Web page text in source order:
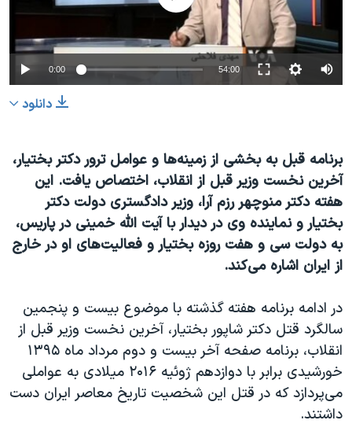
فرهنگ و زندگی
حقوق شهروندی
اقتصادی
گالری عکس
آرشیو پخش زنده
مستندها
انتخابات ریاست جمهوری آمریکا ۲۰۲۴
حمله جمهوری اسلامی به اسرائیل
اعتراضات زن، زندگی، آزادی
مجموعه مستندهای دادخواهی
تریبونال مردمی آبان ۹۸
دادگاه حمید نوری
چهل سال گروگان‌گیری
قانون شفافیت دارائی کادر رهبری ایران
اعتراضات مردمی آبان ۹۸
اسرائیل در جنگ
نرگس محمدی برنده جایزه نوبل صلح
همایش محافظه‌کاران آمریکا «سی‌پک»
دنبال کنید
0:00 54:00
دانلود
برنامه قبل به بخشی از زمینه‌ها و عوامل ترور دکتر بختیار،
آخرین نخست وزیر قبل از انقلاب، اختصاص یافت. این
هفته دکتر منوچهر رزم آرا، وزیر دادگستری دولت دکتر
بختیار و نماینده وی در دیدار با آیت الله خمینی در پاریس،
به دولت سی و هفت روزه بختیار و فعالیت‌های او در خارج
از ایران اشاره می‌کند.
در ادامه برنامه هفته گذشته با موضوع بیست و پنجمین
سالگرد قتل دکتر شاپور بختیار، آخرین نخست وزیر قبل از
انقلاب، برنامه صفحه آخر بیست و دوم مرداد ماه ۱۳۹۵
خورشیدی برابر با دوازدهم ژوئیه ۲۰۱۶ میلادی به عواملی
می‌پردازد که در قتل این شخصیت تاریخ معاصر ایران دست
داشتند.